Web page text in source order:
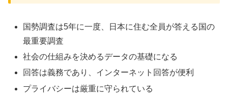
国勢調査は5年に一度、日本に住む全員が答える国の
最重要調査
社会の仕組みを決めるデータの基礎になる
回答は義務であり、インターネット回答が便利
プライバシーは厳重に守られている